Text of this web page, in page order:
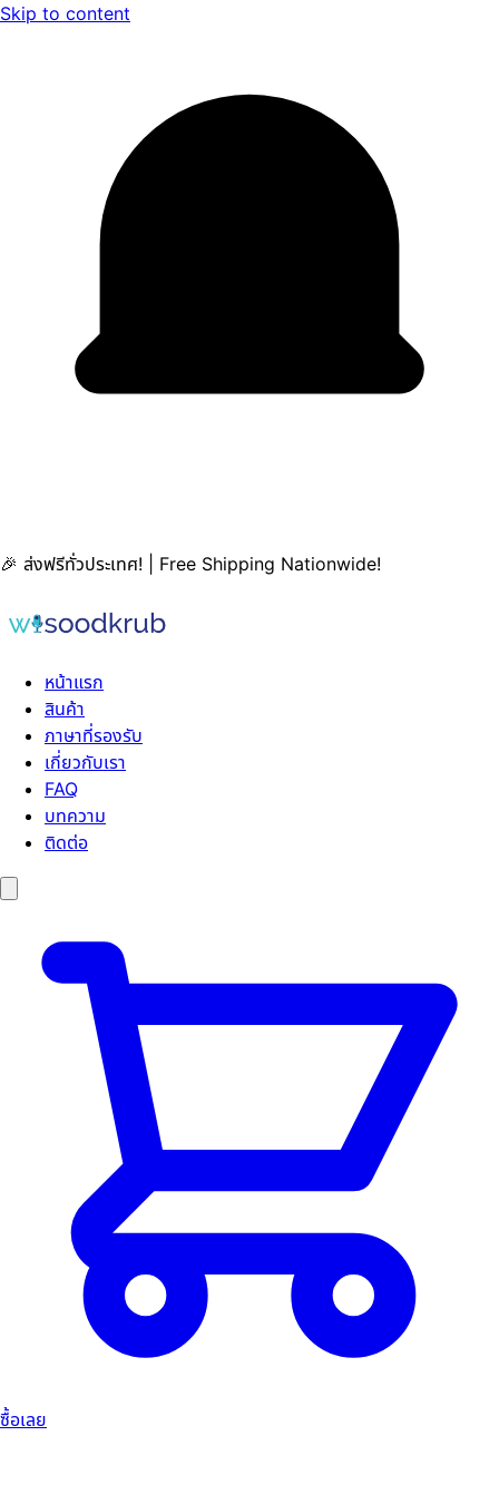
Skip to content
🎉 ส่งฟรีทั่วประเทศ! | Free Shipping Nationwide!
หน้าแรก
สินค้า
ภาษาที่รองรับ
เกี่ยวกับเรา
FAQ
บทความ
ติดต่อ
ซื้อเลย